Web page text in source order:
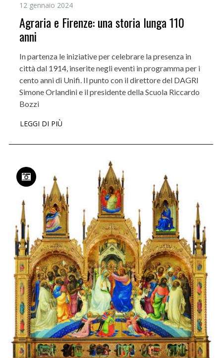
12 gennaio 2024
Agraria e Firenze: una storia lunga 110
anni
In partenza le iniziative per celebrare la presenza in
città dal 1914, inserite negli eventi in programma per i
cento anni di Unifi. Il punto con il direttore del DAGRI
Simone Orlandini e il presidente della Scuola Riccardo
Bozzi
LEGGI DI PIÙ